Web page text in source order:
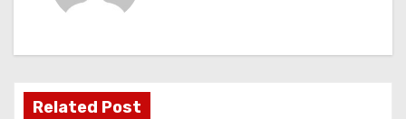
Related Post